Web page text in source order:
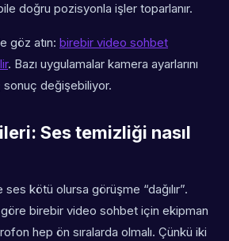
doğru pozisyonla işler toparlanır.
göz atın: birebir video sohbet
. Bazı uygulamalar kamera ayarlarını
sonuç değişebiliyor.
Ses temizliği nasıl
kötü olursa görüşme “dağılır”.
birebir video sohbet için ekipman
hep ön sıralarda olmalı. Çünkü iki